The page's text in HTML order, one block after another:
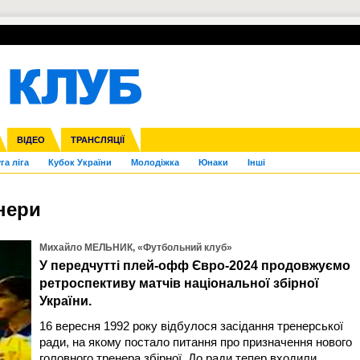
ВІДЕО ТРАНСЛЯЦІЇ
ліга Кубок України Молодіжка Юнаки Інші
Ліга націй Ліга конференцій
Франція ІншіЧЄ-2015 (U-21)
УПЛ-ПЕРЕХОДИ
Михайло МЕЛЬНИК, «Футбольний клуб»
У передчутті плей-офф Євро-2024 продовжуємо
ретроспективу матчів національної збірної
України.
16 вересня 1992 року відбулося засідання тренерської
ради, на якому постало питання про призначення нового